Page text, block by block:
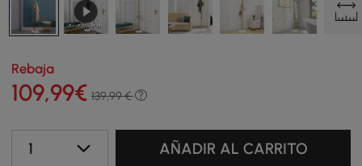
Rebaja
109,99€ 139,99 €
1 AÑADIR AL CARRITO